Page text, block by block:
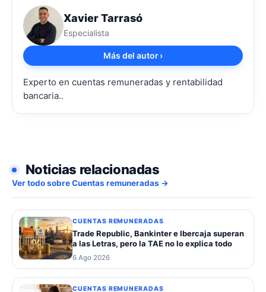
Xavier Tarrasó
Especialista
Más del autor›
Experto en cuentas remuneradas y rentabilidad
bancaria..
Noticias relacionadas
Ver todo sobre Cuentas remuneradas →
CUENTAS REMUNERADAS
Trade Republic, Bankinter e Ibercaja superan
a las Letras, pero la TAE no lo explica todo
6 Ago 2026
CUENTAS REMUNERADAS